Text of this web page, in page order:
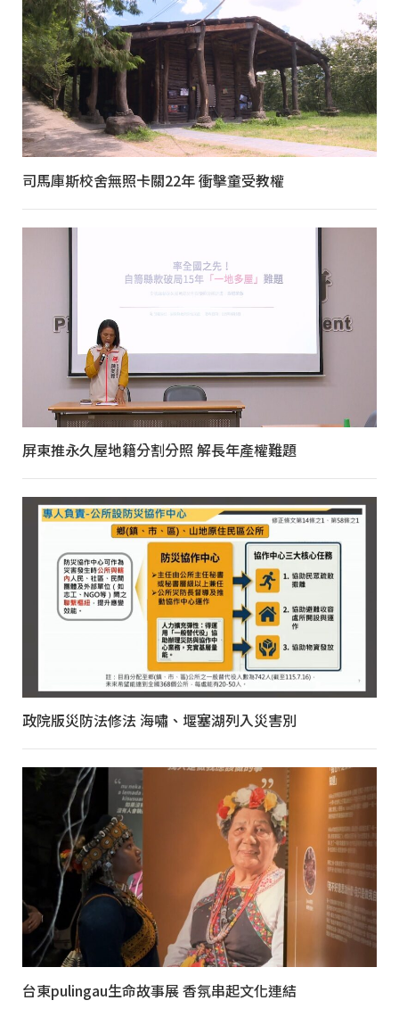
司馬庫斯校舍無照卡關22年 衝擊童受教權
屏東推永久屋地籍分割分照 解長年產權難題
政院版災防法修法 海嘯、堰塞湖列入災害別
台東pulingau生命故事展 香氛串起文化連結